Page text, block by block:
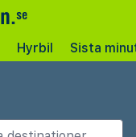
Hyrbil Sista